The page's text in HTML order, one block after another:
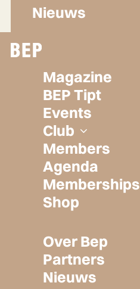
Magazine
BEP Tipt
Events
Club
Members
Agenda
Memberships
Shop
Over Bep
Partners
Nieuws
Nieuws
Herroepen
Privacy policy
Algemene voorwaarden